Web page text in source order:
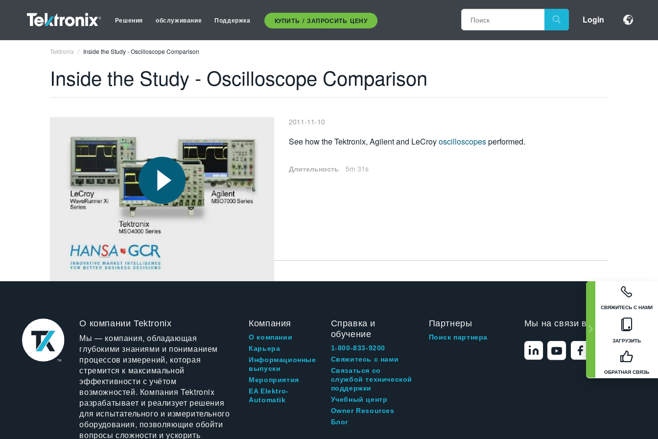
Решения обслуживание Поддержка КУПИТЬ / ЗАПРОСИТЬ ЦЕНУ Login
СВЯЖИТЕСЬ С НАМИ
ЗАГРУЗИТЬ
ОБРАТНАЯ СВЯЗЬ
Tektronix Inside the Study - Oscilloscope Comparison
Inside the Study - Oscilloscope Comparison
2011-11-10
See how the Tektronix, Agilent and LeCroyoscilloscopesperformed.
Длительность 5m 31s
О компании Tektronix
Мы — компания, обладающая
глубокими знаниями и пониманием
процессов измерений, которая
стремится к максимальной
эффективности с учётом
возможностей. Компания Tektronix
разрабатывает и реализует решения
для испытательного и измерительного
оборудования, позволяющие обойти
вопросы сложности и ускорить
Компания
О компании
Карьера
Информационные
выпуски
Мероприятия
EA Elektro-
Automatik
Справка и
обучение
1-800-833-9200
Свяжитесь с нами
Связаться со
службой технической
поддержки
Учебный центр
Owner Resources
Блог
Партнеры
Поиск партнера
Мы на связи в